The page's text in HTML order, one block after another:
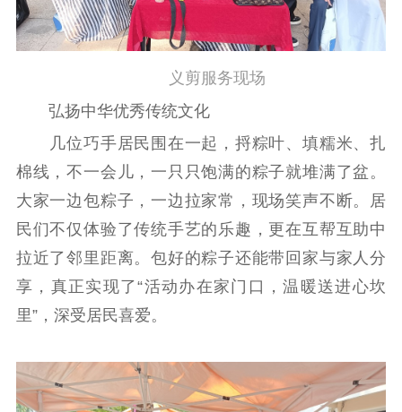
义剪服务现场
弘扬中华优秀传统文化
几位巧手居民围在一起，捋粽叶、填糯米、扎
棉线，不一会儿，一只只饱满的粽子就堆满了盆。
大家一边包粽子，一边拉家常，现场笑声不断。居
民们不仅体验了传统手艺的乐趣，更在互帮互助中
拉近了邻里距离。包好的粽子还能带回家与家人分
享，真正实现了“活动办在家门口，温暖送进心坎
里”，深受居民喜爱。